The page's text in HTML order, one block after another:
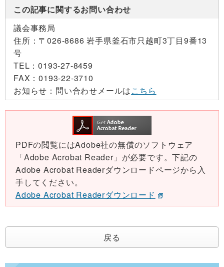
この記事に関するお問い合わせ
議会事務局
住所： 〒026-8686 岩手県釜石市只越町3丁目9番13
号
TEL：0193-27-8459
FAX：0193-22-3710
お知らせ： 問い合わせメールはこちら
PDFの閲覧にはAdobe社の無償のソフトウェア
「Adobe Acrobat Reader」が必要です。下記の
Adobe Acrobat Readerダウンロードページから入
手してください。
Adobe Acrobat Readerダウンロード
戻る